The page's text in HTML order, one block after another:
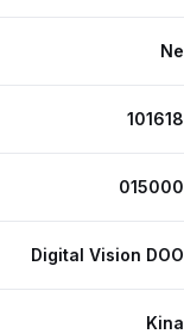
Ne
101618
015000
Digital Vision DOO
Kina